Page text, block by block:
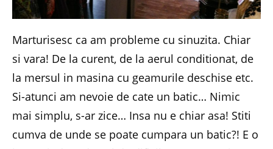
Marturisesc ca am probleme cu sinuzita. Chiar
si vara! De la curent, de la aerul conditionat, de
la mersul in masina cu geamurile deschise etc.
Si-atunci am nevoie de cate un batic… Nimic
mai simplu, s-ar zice… Insa nu e chiar asa! Stiti
cumva de unde se poate cumpara un batic?! E o